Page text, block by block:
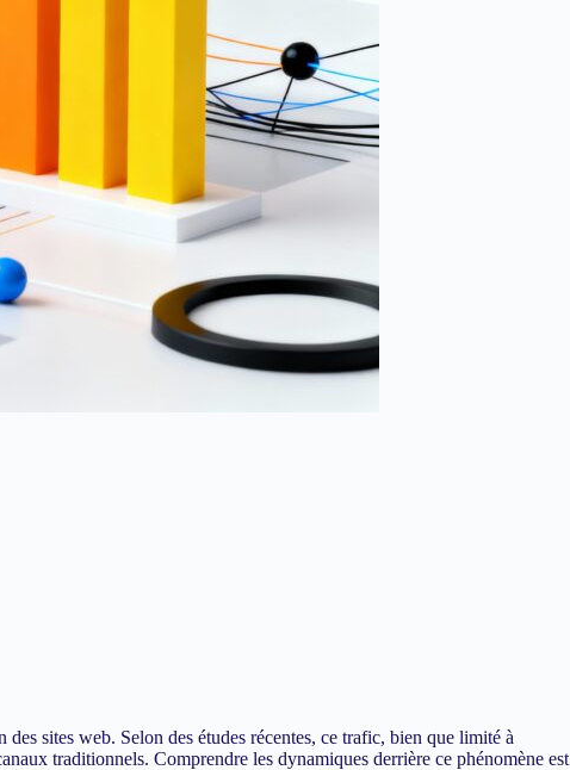
sites web. Selon des études récentes, ce trafic, bien que limité à
traditionnels. Comprendre les dynamiques derrière ce phénomène est